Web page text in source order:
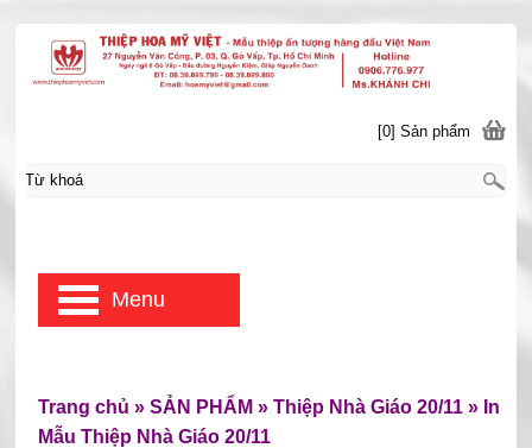
Trang chủ » SẢN PHẨM » Thiệp Nhà Giáo 20/11 » In
Mẫu Thiệp Nhà Giáo 20/11
[0] Sản phẩm
Menu